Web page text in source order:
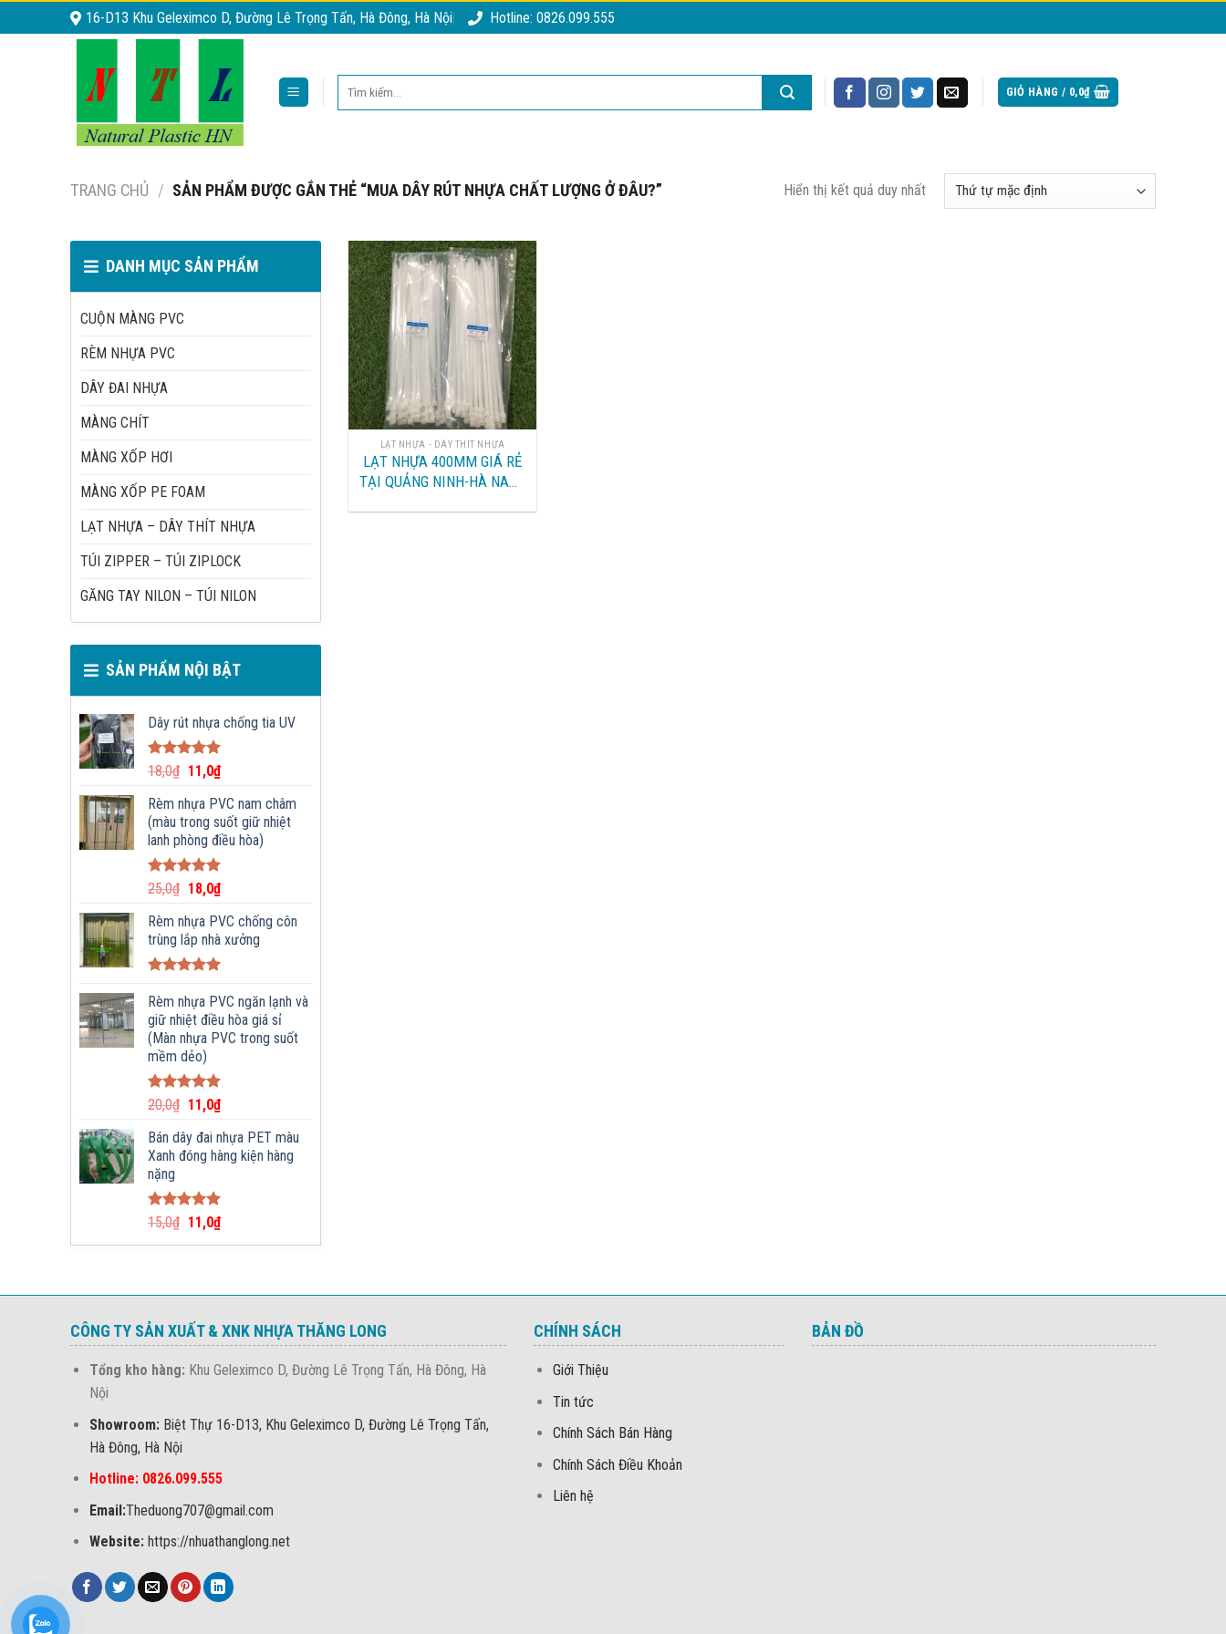
to
16-D13 Khu Geleximco D, Đường Lê Trọng Tấn, Hà Đông, Hà Nội Hotline: 0826.099.555
kiếm:
GIỎ HÀNG / 0,0₫
TRANG CHỦ / SẢN PHẨM ĐƯỢC GẮN THẺ “MUA DÂY RÚT NHỰA CHẤT LƯỢNG Ở ĐÂU?” Hiển thị kết quả duy nhất
DANH MỤC SẢN PHẨM
CUỘN MÀNG PVC
RÈM NHỰA PVC
DÂY ĐAI NHỰA
MÀNG CHÍT
MÀNG XỐP HƠI
MÀNG XỐP PE FOAM
LẠT NHỰA – DÂY THÍT NHỰA
TÚI ZIPPER – TÚI ZIPLOCK
GĂNG TAY NILON – TÚI NILON
SẢN PHẨM NỘI BẬT
Dây rút nhựa chống tia UV
Được xếp
hạng
5.00
5 sao
18,0₫ 11,0₫
Rèm nhựa PVC nam châm
(màu trong suốt giữ nhiệt
lanh phòng điều hòa)
Được xếp
hạng
5.00
5 sao
25,0₫ 18,0₫
Rèm nhựa PVC chống côn
trùng lắp nhà xưởng
hạng5.00
5 sao
Rèm nhựa PVC ngăn lạnh và
giữ nhiệt điều hòa giá sỉ
(Màn nhựa PVC trong suốt
mềm dẻo)
Được xếp
hạng
5.00
5 sao
20,0₫ 11,0₫
Bán dây đai nhựa PET màu
Xanh đóng hàng kiện hàng
nặng
Được xếp
hạng
5.00
5 sao
15,0₫ 11,0₫
LẠT NHỰA - DÂY THÍT NHỰA
LẠT NHỰA 400MM GIÁ RẺ
TẠI QUẢNG NINH-HÀ NAM-
CÔNG TY SẢN XUẤT & XNK NHỰA THĂNG LONG
Tổng kho hàng: Khu Geleximco D, Đường Lê Trọng Tấn, Hà Đông, Hà
Nội
Showroom: Biệt Thự 16-D13, Khu Geleximco D, Đường Lê Trọng Tấn,
Hà Đông, Hà Nội
Hotline: 0826.099.555
Email:Theduong707@gmail.com
Website:https://nhuathanglong.net
CHÍNH SÁCH
Giới Thiệu
Tin tức
Chính Sách Bán Hàng
Chính Sách Điều Khoản
Liên hệ
BẢN ĐỒ